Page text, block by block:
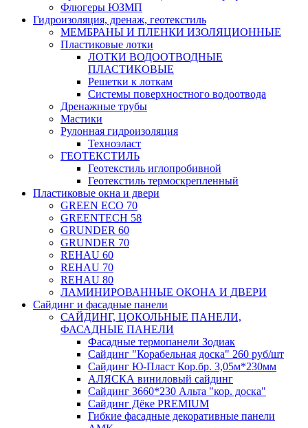
Флюгеры ЮЗМП
Гидроизоляция, дренаж, геотекстиль
МЕМБРАНЫ И ПЛЕНКИ ИЗОЛЯЦИОННЫЕ
Пластиковые лотки
ЛОТКИ ВОДООТВОДНЫЕ
ПЛАСТИКОВЫЕ
Решетки к лоткам
Системы поверхностного водоотвода
Дренажные трубы
Мастики
Рулонная гидроизоляция
Техноэласт
ГЕОТЕКСТИЛЬ
Геотекстиль иглопробивной
Геотекстиль термоскрепленный
Пластиковые окна и двери
GREEN ECO 70
GREENTECH 58
GRUNDER 60
GRUNDER 70
REHAU 60
REHAU 70
REHAU 80
ЛАМИНИРОВАННЫЕ ОКОНА И ДВЕРИ
Сайдинг и фасадные панели
САЙДИНГ, ЦОКОЛЬНЫЕ ПАНЕЛИ,
ФАСАДНЫЕ ПАНЕЛИ
Фасадные термопанели Зодиак
Сайдинг "Корабельная доска" 260 руб/шт
Сайдинг Ю-Пласт Кор.бр. 3,05м*230мм
АЛЯСКА виниловый сайдинг
Сайдинг 3660*230 Альта "кор. доска"
Сайдинг Дёке PREMIUM
Гибкие фасадные декоративные панели